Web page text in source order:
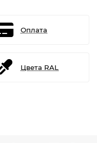
Оплата
Цвета RAL